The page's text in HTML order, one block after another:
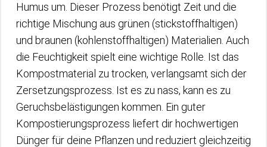
Humus um. Dieser Prozess benötigt Zeit und die
richtige Mischung aus grünen (stickstoffhaltigen)
und braunen (kohlenstoffhaltigen) Materialien. Auch
die Feuchtigkeit spielt eine wichtige Rolle. Ist das
Kompostmaterial zu trocken, verlangsamt sich der
Zersetzungsprozess. Ist es zu nass, kann es zu
Geruchsbelästigungen kommen. Ein guter
Kompostierungsprozess liefert dir hochwertigen
Dünger für deine Pflanzen und reduziert gleichzeitig